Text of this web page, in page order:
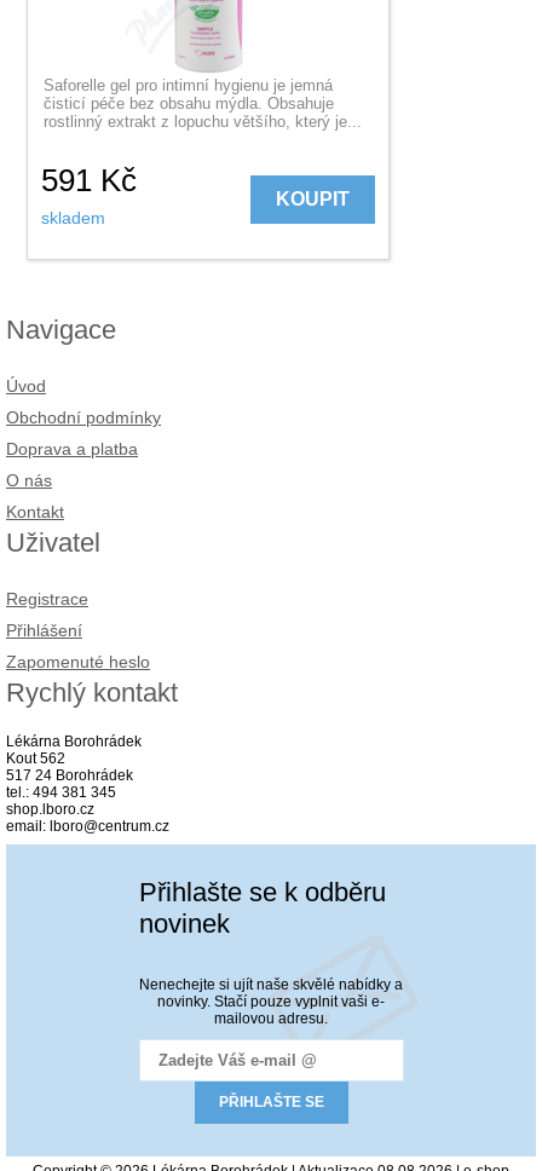
Saforelle gel pro intimní hygienu je jemná
čisticí péče bez obsahu mýdla. Obsahuje
rostlinný extrakt z lopuchu většího, který je...
591 Kč
skladem
KOUPIT
Navigace
Úvod
Obchodní podmínky
Doprava a platba
O nás
Kontakt
Uživatel
Registrace
Přihlášení
Zapomenuté heslo
Rychlý kontakt
Lékárna Borohrádek
Kout 562
517 24 Borohrádek
tel.: 494 381 345
shop.lboro.cz
email: lboro@centrum.cz
Přihlašte se k odběru
novinek
Nenechejte si ujít naše skvělé nabídky a
novinky. Stačí pouze vyplnit vaši e-
mailovou adresu.